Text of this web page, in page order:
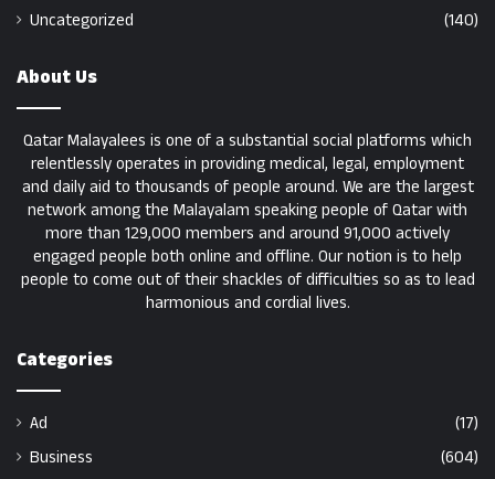
Uncategorized
(140)
About Us
Qatar Malayalees is one of a substantial social platforms which
relentlessly operates in providing medical, legal, employment
and daily aid to thousands of people around. We are the largest
network among the Malayalam speaking people of Qatar with
more than 129,000 members and around 91,000 actively
engaged people both online and offline. Our notion is to help
people to come out of their shackles of difficulties so as to lead
harmonious and cordial lives.
Categories
Ad
(17)
Business
(604)